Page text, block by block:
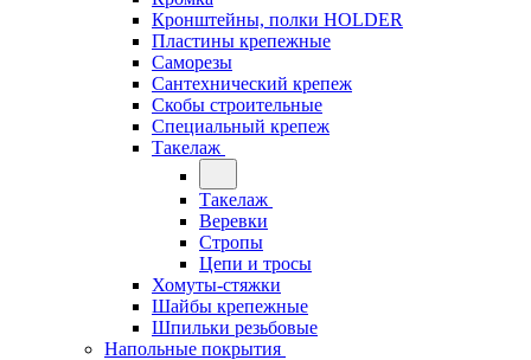
Кронштейны, полки НОLDER
Пластины крепежные
Саморезы
Сантехнический крепеж
Скобы строительные
Специальный крепеж
Такелаж
Такелаж
Веревки
Стропы
Цепи и тросы
Хомуты-стяжки
Шайбы крепежные
Шпильки резьбовые
Напольные покрытия